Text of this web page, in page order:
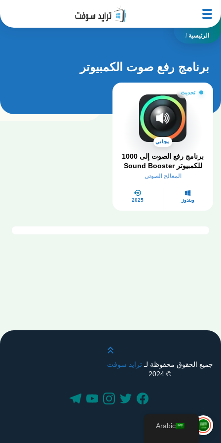
الرئيسية /
برنامج رفع صوت الكمبيوتر
تحديث
مجاني
برنامج رفع الصوت إلى 1000
للكمبيوتر Sound Booster
مستوى صوت التفعيل
المعالج الصوتي
ويندوز 2025
قم بالتمرير لأعلى
جميع الحقوق محفوظة لـترايد سوفت
© 2024
Arabic